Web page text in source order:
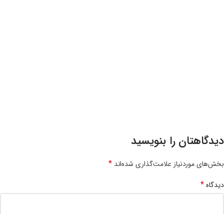
دیدگاهتان را بنویسید
بخش‌های موردنیاز علامت‌گذاری شده‌اند*
دیدگاه*